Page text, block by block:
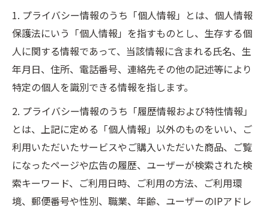
1. プライバシー情報のうち「個人情報」とは、個人情報
保護法にいう「個人情報」を指すものとし、生存する個
人に関する情報であって、当該情報に含まれる氏名、生
年月日、住所、電話番号、連絡先その他の記述等により
特定の個人を識別できる情報を指します。
2. プライバシー情報のうち「履歴情報および特性情報」
とは、上記に定める「個人情報」以外のものをいい、ご
利用いただいたサービスやご購入いただいた商品、ご覧
になったページや広告の履歴、ユーザーが検索された検
索キーワード、ご利用日時、ご利用の方法、ご利用環
境、郵便番号や性別、職業、年齢、ユーザーのIPアドレ